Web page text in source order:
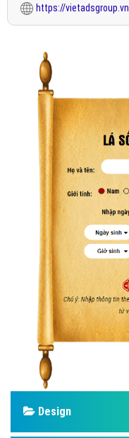
https://vietadsgroup.vn
Design